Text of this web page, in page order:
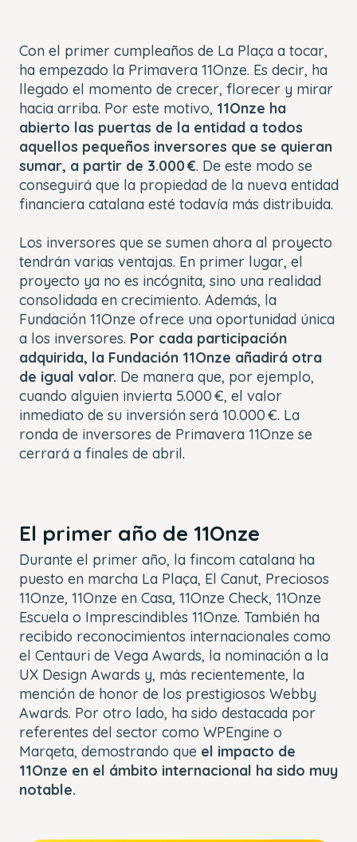
Con el primer cumpleaños de La Plaça a tocar,
ha empezado la Primavera 11Onze. Es decir, ha
llegado el momento de crecer, florecer y mirar
hacia arriba. Por este motivo, 11Onze ha
abierto las puertas de la entidad a todos
aquellos pequeños inversores que se quieran
sumar, a partir de 3.000 €. De este modo se
conseguirá que la propiedad de la nueva entidad
financiera catalana esté todavía más distribuida.
Los inversores que se sumen ahora al proyecto
tendrán varias ventajas. En primer lugar, el
proyecto ya no es incógnita, sino una realidad
consolidada en crecimiento. Además, la
Fundación 11Onze ofrece una oportunidad única
a los inversores. Por cada participación
adquirida, la Fundación 11Onze añadirá otra
de igual valor. De manera que, por ejemplo,
cuando alguien invierta 5.000 €, el valor
inmediato de su inversión será 10.000 €. La
ronda de inversores de Primavera 11Onze se
cerrará a finales de abril.
El primer año de 11Onze
Durante el primer año, la fincom catalana ha
puesto en marcha La Plaça, El Canut, Preciosos
11Onze, 11Onze en Casa, 11Onze Check, 11Onze
Escuela o Imprescindibles 11Onze. También ha
recibido reconocimientos internacionales como
el Centauri de Vega Awards, la nominación a la
UX Design Awards y, más recientemente, la
mención de honor de los prestigiosos Webby
Awards. Por otro lado, ha sido destacada por
referentes del sector como WPEngine o
Marqeta, demostrando que el impacto de
11Onze en el ámbito internacional ha sido muy
notable.